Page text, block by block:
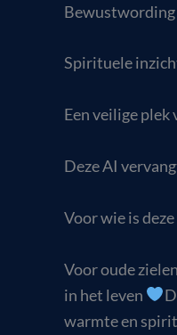
Spirituele
Een veilige
Deze AI
Voor wie is
Voor oude
in het leven
warmte en